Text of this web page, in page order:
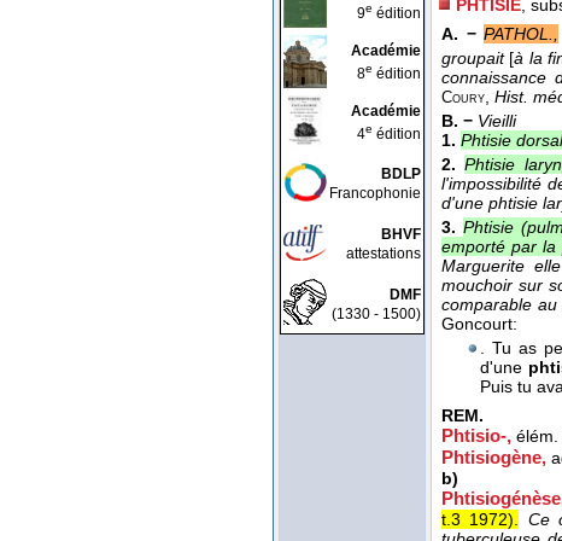
9e édition
Académie
8e édition
Académie
4e édition
BDLP
Francophonie
BHVF
attestations
DMF
(1330 - 1500)
PHTISIE ,
A. − PATHOL.,
groupait [à la
connaissance
Coury Hist.
B. − Vieilli
1. Phtisie
2. Phtisie
l'impossibilité
d'une phtisie
3. Phtisie
emporté par la
Marguerite
mouchoir sur
comparable
Goncourt:
. Tu as
d'une
Puis tu
REM.
Phtisio-,
Phtisiogène,
b)
t.3 1972).
Ce